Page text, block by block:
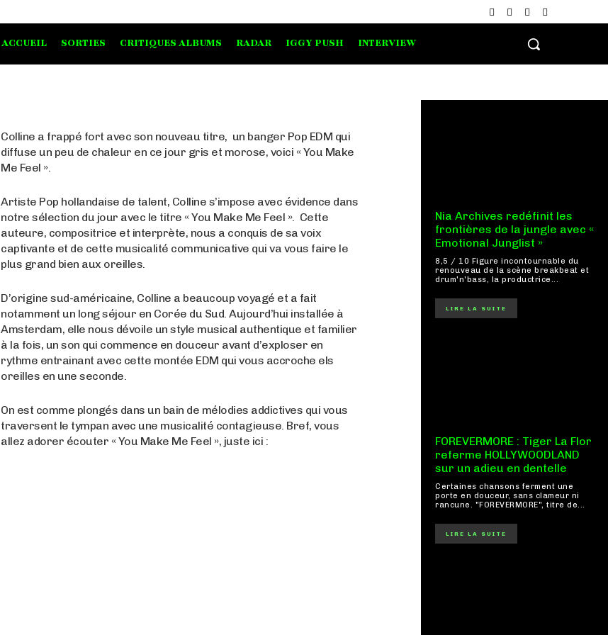
ACCUEIL SORTIES CRITIQUES ALBUMS RADAR IGGY PUSH INTERVIEW
Colline a frappé fort avec son nouveau titre, un banger Pop EDM qui
diffuse un peu de chaleur en ce jour gris et morose, voici « You Make
Me Feel ».
Artiste Pop hollandaise de talent, Colline s’impose avec évidence dans
notre sélection du jour avec le titre « You Make Me Feel ». Cette
auteure, compositrice et interprète, nous a conquis de sa voix
captivante et de cette musicalité communicative qui va vous faire le
plus grand bien aux oreilles.
D’origine sud-américaine, Colline a beaucoup voyagé et a fait
notamment un long séjour en Corée du Sud. Aujourd’hui installée à
Amsterdam, elle nous dévoile un style musical authentique et familier
à la fois, un son qui commence en douceur avant d’exploser en
rythme entrainant avec cette montée EDM qui vous accroche els
oreilles en une seconde.
On est comme plongés dans un bain de mélodies addictives qui vous
traversent le tympan avec une musicalité contagieuse. Bref, vous
allez adorer écouter « You Make Me Feel », juste ici :
Nia Archives redéfinit les
frontières de la jungle avec «
Emotional Junglist »
8,5 / 10 Figure incontournable du
renouveau de la scène breakbeat et
drum'n'bass, la productrice...
LIRE LA SUITE
FOREVERMORE : Tiger La Flor
referme HOLLYWOODLAND
sur un adieu en dentelle
Certaines chansons ferment une
porte en douceur, sans clameur ni
rancune. "FOREVERMORE", titre de...
LIRE LA SUITE